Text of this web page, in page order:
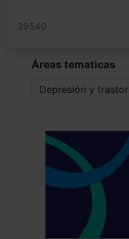
39540
Áreas tematicas